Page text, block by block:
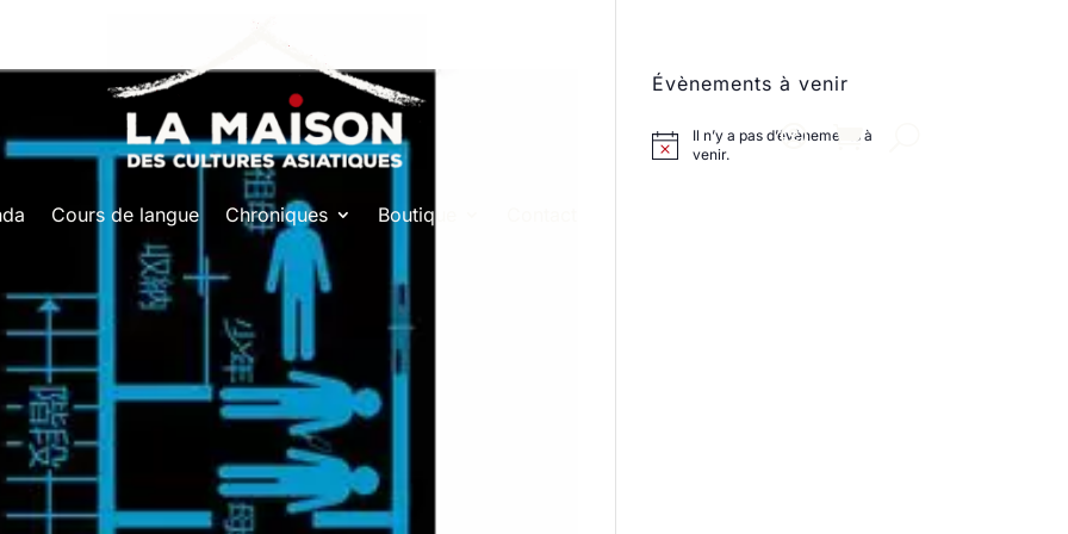
Cours de langue Chroniques Boutique
Évènements à venir
Il n’y a pas d’évènements à
venir.